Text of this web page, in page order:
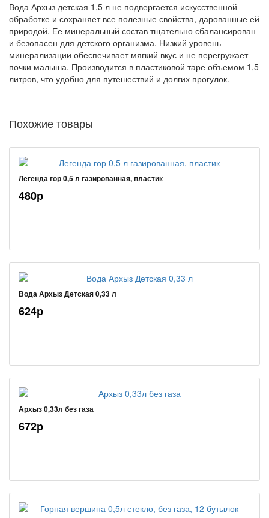
Вода Архыз детская 1,5 л не подвергается искусственной
обработке и сохраняет все полезные свойства, дарованные ей
природой. Ее минеральный состав тщательно сбалансирован
и безопасен для детского организма. Низкий уровень
минерализации обеспечивает мягкий вкус и не перегружает
почки малыша. Производится в пластиковой таре объемом 1,5
литров, что удобно для путешествий и долгих прогулок.
Похожие товары
Легенда гор 0,5 л газированная, пластик
480р
Вода Архыз Детская 0,33 л
624р
Архыз 0,33л без газа
672р